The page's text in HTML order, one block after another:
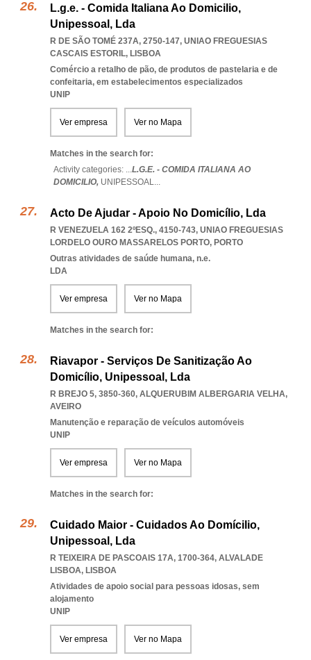
L.g.e. - Comida Italiana Ao Domicilio,
Unipessoal, Lda
R DE SÃO TOMÉ 237A, 2750-147, UNIAO FREGUESIAS
CASCAIS ESTORIL, LISBOA
Comércio a retalho de pão, de produtos de pastelaria e de
confeitaria, em estabelecimentos especializados
UNIP
Ver empresa Ver no Mapa
Matches in the search for:
Activity categories: ...L.G.E. - COMIDA ITALIANA AO
DOMICILIO, UNIPESSOAL...
Acto De Ajudar - Apoio No Domicílio, Lda
R VENEZUELA 162 2ºESQ., 4150-743, UNIAO FREGUESIAS
LORDELO OURO MASSARELOS PORTO, PORTO
Outras atividades de saúde humana, n.e.
LDA
Ver empresa Ver no Mapa
Matches in the search for:
Riavapor - Serviços De Sanitização Ao
Domicílio, Unipessoal, Lda
R BREJO 5, 3850-360, ALQUERUBIM ALBERGARIA VELHA,
AVEIRO
Manutenção e reparação de veículos automóveis
UNIP
Ver empresa Ver no Mapa
Matches in the search for:
Cuidado Maior - Cuidados Ao Domícilio,
Unipessoal, Lda
R TEIXEIRA DE PASCOAIS 17A, 1700-364, ALVALADE
LISBOA, LISBOA
Atividades de apoio social para pessoas idosas, sem
alojamento
UNIP
Ver empresa Ver no Mapa